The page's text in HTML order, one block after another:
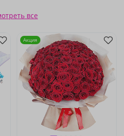
все
Акция